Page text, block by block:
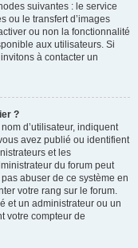
suivantes : le service
ou le transfert d’images
ou non la fonctionnalité
aux utilisateurs. Si
à contacter un
?
d’utilisateur, indiquent
avez publié ou identifient
et les
du forum peut
abuser de ce système en
votre rang sur le forum.
et un administrateur ou un
votre compteur de